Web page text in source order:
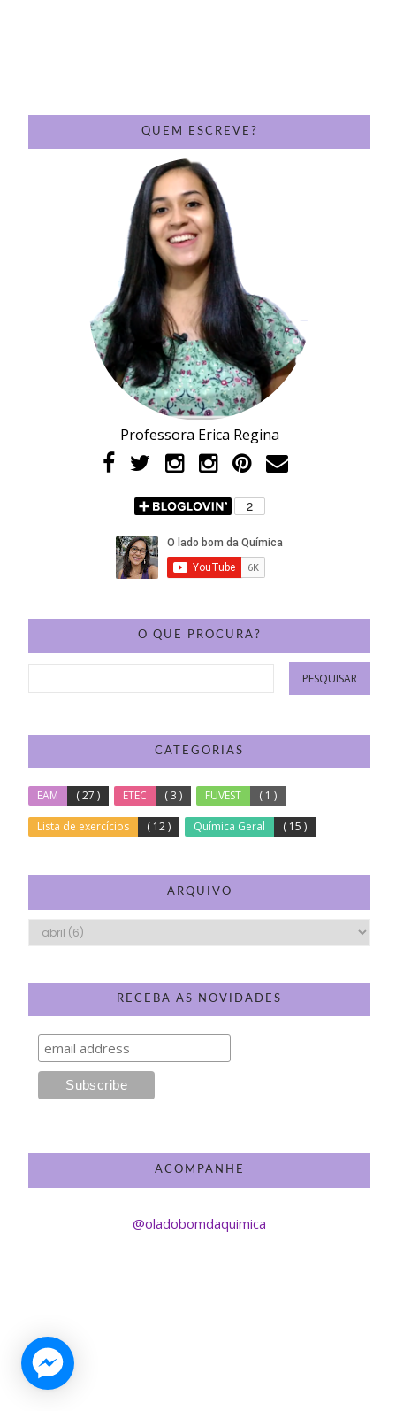
QUEM ESCREVE?
Professora Erica Regina
O QUE PROCURA?
CATEGORIAS
EAM ( 27 ) ETEC ( 3 ) FUVEST ( 1 )
Lista de exercícios ( 12 ) Química Geral ( 15 )
ARQUIVO
RECEBA AS NOVIDADES
ACOMPANHE
@oladobomdaquimica